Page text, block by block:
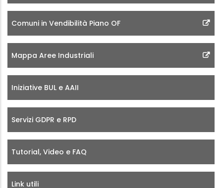
Comuni in Vendibilità Piano OF
Mappa Aree Industriali
Iniziative BUL e AAII
Servizi GDPR e RPD
Tutorial, Video e FAQ
Link utili